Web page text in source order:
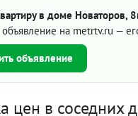
в доме Новаторов,
объявление на metrtv.ru —
объявление
цен в соседних